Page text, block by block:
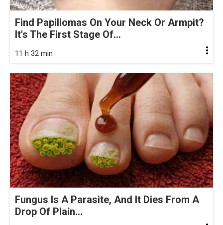
Find Papillomas On Your Neck Or Armpit?
It's The First Stage Of...
11 h 32 min
Fungus Is A Parasite, And It Dies From A
Drop Of Plain...